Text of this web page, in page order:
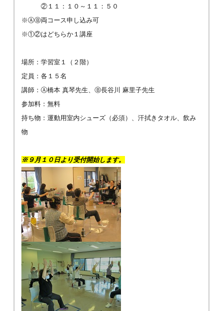
②１１：１０～１１：５０
※ⒶⒷ両コース申し込み可
※①②はどちらか１講座
場所：学習室１（２階）
定員：各１５名
講師：Ⓐ橋本 真琴先生、Ⓑ長谷川 麻里子先生
参加料：無料
持ち物：運動用室内シューズ（必須）、汗拭きタオル、飲み
物
※９ 月１０日より受付開始します。